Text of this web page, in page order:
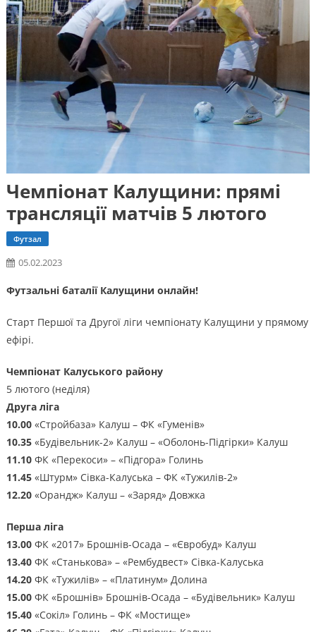
Чемпіонат Калущини: прямі
трансляції матчів 5 лютого
Футзал
05.02.2023
Футзальні баталії Калущини онлайн!
Старт Першої та Другої ліги чемпіонату Калущини у прямому
ефірі.
Чемпіонат Калуського району
5 лютого (неділя)
Друга ліга
10.00 «Стройбаза» Калуш – ФК «Гуменів»
10.35«Будівельник-2» Калуш – «Оболонь-Підгірки» Калуш
11.10ФК «Перекоси» – «Підгора» Голинь
11.45«Штурм» Сівка-Калуська – ФК «Тужилів-2»
12.20«Орандж» Калуш – «Заряд» Довжка
Перша ліга
13.00 ФК «2017» Брошнів-Осада – «Євробуд» Калуш
13.40ФК «Станькова» – «Рембудвест» Сівка-Калуська
14.20 ФК «Тужилів» – «Платинум» Долина
15.00ФК «Брошнів» Брошнів-Осада – «Будівельник» Калуш
15.40«Сокіл» Голинь – ФК «Мостище»